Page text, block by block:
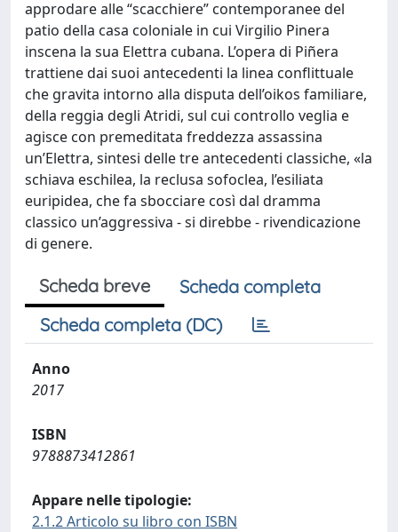
approdare alle “scacchiere” contemporanee del
patio della casa coloniale in cui Virgilio Pinera
inscena la sua Elettra cubana. L’opera di Piñera
trattiene dai suoi antecedenti la linea conflittuale
che gravita intorno alla disputa dell’oikos familiare,
della reggia degli Atridi, sul cui controllo veglia e
agisce con premeditata freddezza assassina
un’Elettra, sintesi delle tre antecedenti classiche, «la
schiava eschilea, la reclusa sofoclea, l’esiliata
euripidea, che fa sbocciare così dal dramma
classico un’aggressiva - si direbbe - rivendicazione
di genere.
Scheda breve
Scheda completa
Scheda completa (DC)
Anno
2017
ISBN
9788873412861
Appare nelle tipologie:
2.1.2 Articolo su libro con ISBN